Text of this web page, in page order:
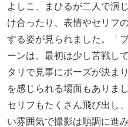
よしこ、まひるが二人で演
け合ったり、表情やセリフ
する姿が見られました。「
ーンは、最初は少し苦戦し
タリで見事にポーズが決ま
を感じられる場面もありま
セリフもたくさん飛び出し
い雰囲気で撮影は順調に進み